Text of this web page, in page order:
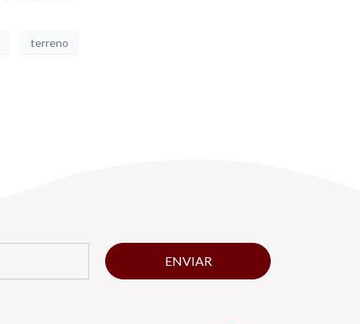
terreno
ENVIAR